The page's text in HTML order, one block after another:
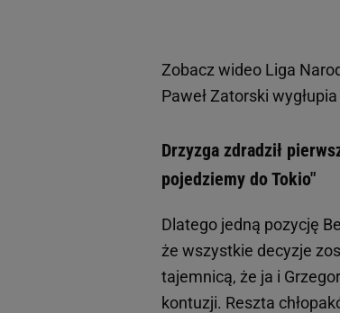
Zobacz wideo Liga
Paweł Zatorski
Drzyzga zdradził
pojedziemy do Tokio"
Dlatego jedną pozycję
że wszystkie decyzje
tajemnicą, że ja i
kontuzji. Reszta